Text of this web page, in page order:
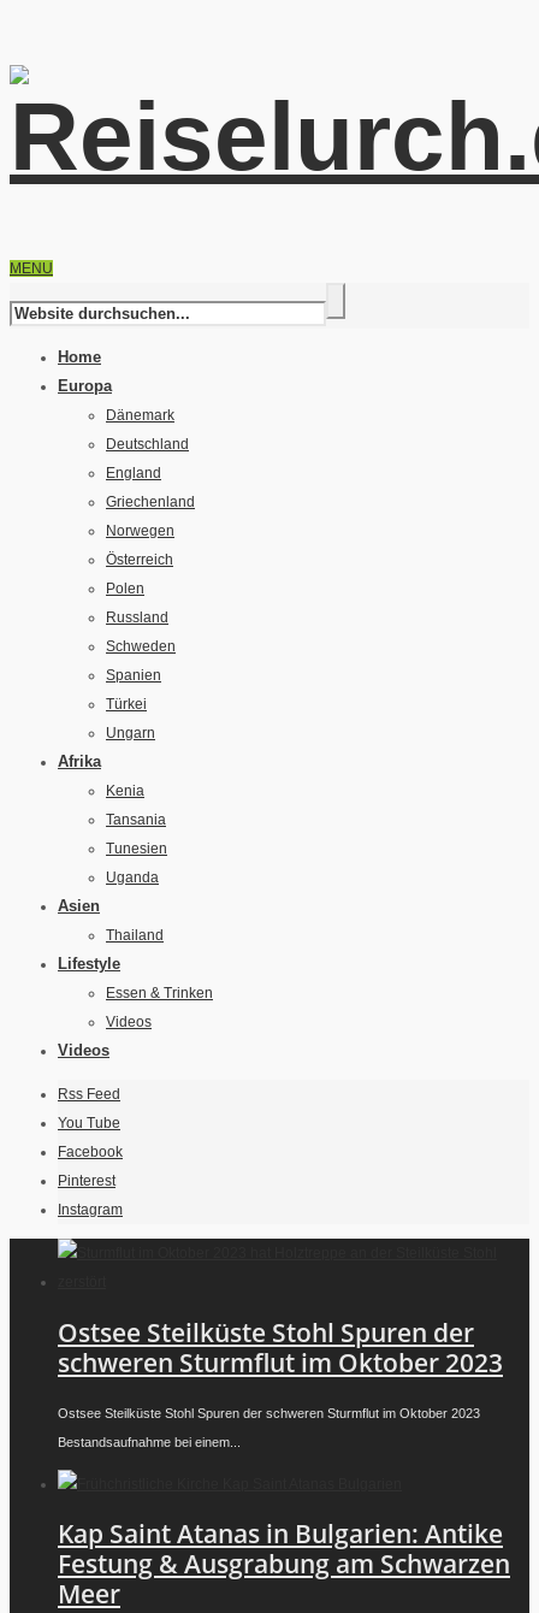
MENU
Home
Europa
Dänemark
Deutschland
England
Griechenland
Norwegen
Österreich
Polen
Russland
Schweden
Spanien
Türkei
Ungarn
Afrika
Kenia
Tansania
Tunesien
Uganda
Asien
Thailand
Lifestyle
Essen & Trinken
Videos
Videos
Rss Feed
You Tube
Facebook
Pinterest
Instagram
Ostsee Steilküste Stohl Spuren der
schweren Sturmflut im Oktober 2023
Ostsee Steilküste Stohl Spuren der schweren Sturmflut im Oktober 2023
Bestandsaufnahme bei einem...
Kap Saint Atanas in Bulgarien: Antike
Festung & Ausgrabung am Schwarzen
Meer